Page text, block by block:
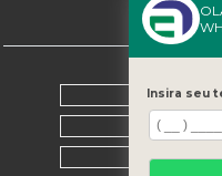
Insira seu